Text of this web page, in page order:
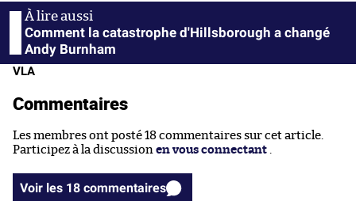
Comment la catastrophe d'Hillsborough a changé
Andy Burnham
VLA
Commentaires
Les membres ont posté 18 commentaires sur cet article.
Participez à la discussion en vous connectant
Voir les 18 commentaires